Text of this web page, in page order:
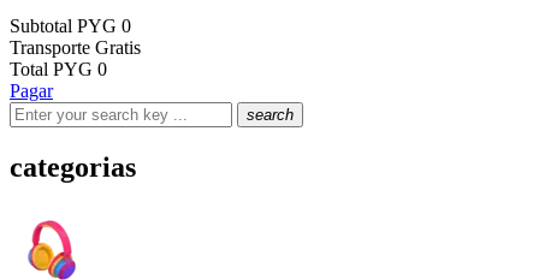
Subtotal PYG 0
Transporte Gratis
Total PYG 0
Pagar
search
categorias